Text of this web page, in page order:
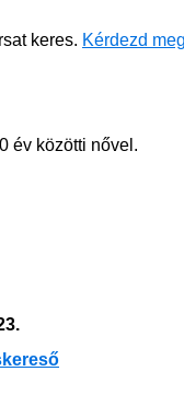
keres. Kérdezd
év közötti nővel.